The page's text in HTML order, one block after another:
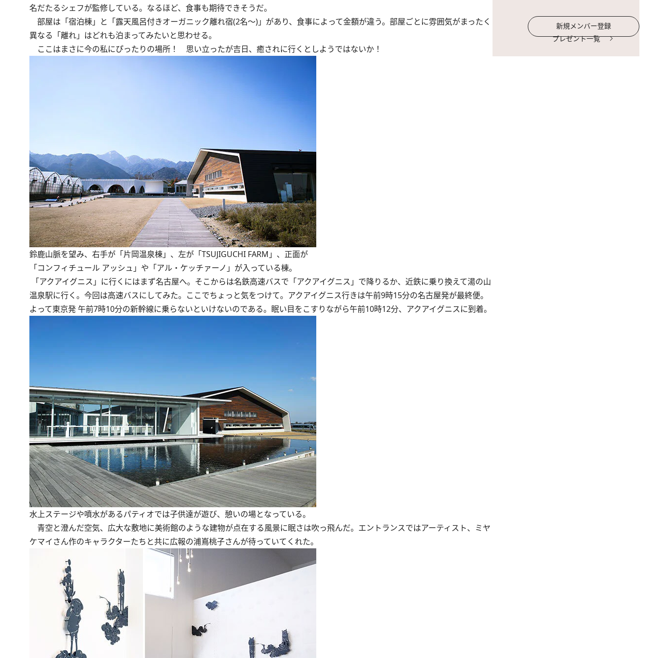
名だたるシェフが監修している。なるほど、食事も期待できそうだ。
部屋は「宿泊棟」と「露天風呂付きオーガニック離れ宿(2名～)」があり、食事によって金額が違う。部屋ごとに雰囲気がまったく
異なる「離れ」はどれも泊まってみたいと思わせる。
ここはまさに今の私にぴったりの場所！ 思い立ったが吉日、癒されに行くとしようではないか！
鈴鹿山脈を望み、右手が「片岡温泉棟」、左が「TSUJIGUCHI FARM」、正面が
「コンフィチュール アッシュ」や「アル・ケッチァーノ」が入っている棟。
「アクアイグニス」に行くにはまず名古屋へ。そこからは名鉄高速バスで「アクアイグニス」で降りるか、近鉄に乗り換えて湯の山
温泉駅に行く。今回は高速バスにしてみた。ここでちょっと気をつけて。アクアイグニス行きは午前9時15分の名古屋発が最終便。
よって東京発 午前7時10分の新幹線に乗らないといけないのである。眠い目をこすりながら午前10時12分、アクアイグニスに到着。
水上ステージや噴水があるパティオでは子供達が遊び、憩いの場となっている。
青空と澄んだ空気、広大な敷地に美術館のような建物が点在する風景に眠さは吹っ飛んだ。エントランスではアーティスト、ミヤ
ケマイさん作のキャラクターたちと共に広報の浦嶌桃子さんが待っていてくれた。
新規メンバー登録
プレゼント一覧